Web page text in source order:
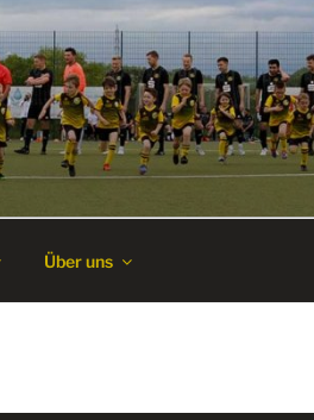
Über uns